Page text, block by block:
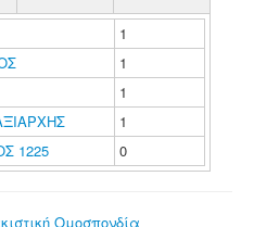
1
1
1
1
1225
0
Ομοσπονδία